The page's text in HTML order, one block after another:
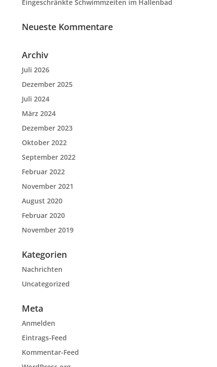
Eingeschränkte Schwimmzeiten im Hallenbad
Neueste Kommentare
Archiv
Juli 2026
Dezember 2025
Juli 2024
März 2024
Dezember 2023
Oktober 2022
September 2022
Februar 2022
November 2021
August 2020
Februar 2020
November 2019
Kategorien
Nachrichten
Uncategorized
Meta
Anmelden
Eintrags-Feed
Kommentar-Feed